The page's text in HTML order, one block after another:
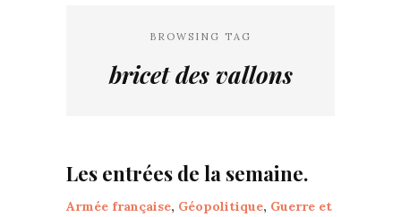
BROWSING TAG
bricet des vallons
Les entrées de la semaine.
Armée française, Géopolitique, Guerre et